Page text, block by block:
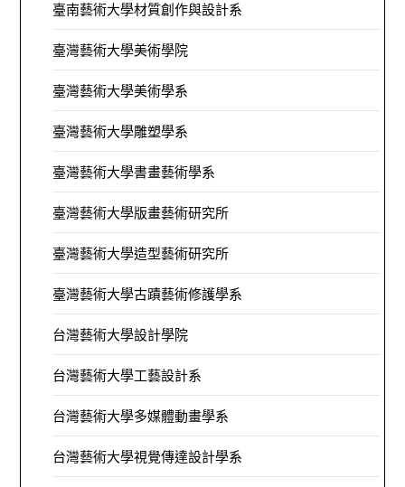
臺南藝術大學材質創作與設計系
臺灣藝術大學美術學院
臺灣藝術大學美術學系
臺灣藝術大學雕塑學系
臺灣藝術大學書畫藝術學系
臺灣藝術大學版畫藝術研究所
臺灣藝術大學造型藝術研究所
臺灣藝術大學古蹟藝術修護學系
台灣藝術大學設計學院
台灣藝術大學工藝設計系
台灣藝術大學多媒體動畫學系
台灣藝術大學視覺傳達設計學系